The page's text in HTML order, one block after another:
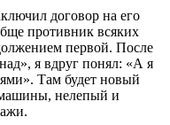
договор на его
противник всяких
первой. После
я вдруг понял: «А я
Там будет новый
нелепый и